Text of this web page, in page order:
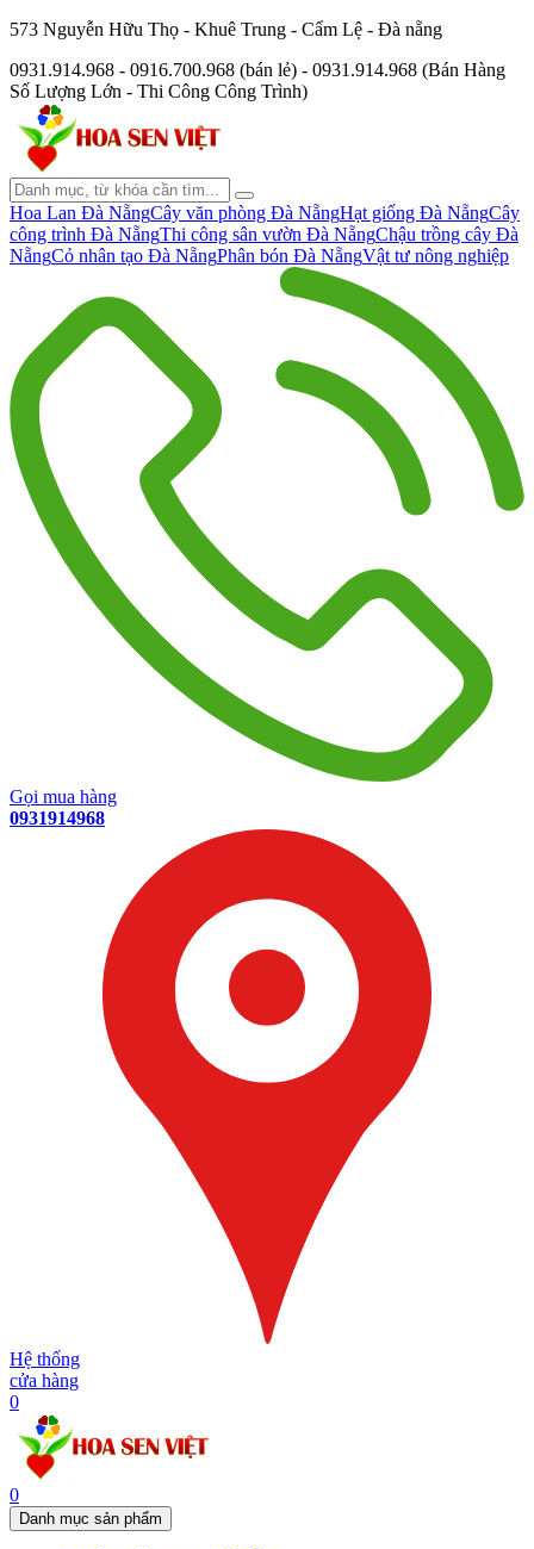
573 Nguyễn Hữu Thọ - Khuê Trung - Cẩm Lệ - Đà nẵng
0931.914.968 - 0916.700.968 (bán lẻ) - 0931.914.968 (Bán Hàng
Số Lượng Lớn - Thi Công Công Trình)
Hoa Lan Đà NẵngCây văn phòng Đà NẵngHạt giống Đà NẵngCây
công trình Đà NẵngThi công sân vườn Đà NẵngChậu trồng cây Đà
NẵngCỏ nhân tạo Đà NẵngPhân bón Đà NẵngVật tư nông nghiệp
Gọi mua hàng
0931914968
Hệ thống
cửa hàng
0
0
Danh mục sản phẩm